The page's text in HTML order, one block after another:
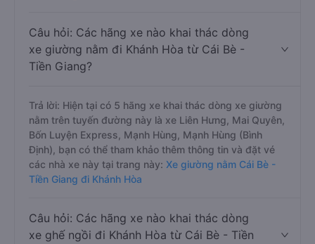
Câu hỏi: Các hãng xe nào khai thác dòng
xe giường nằm đi Khánh Hòa từ Cái Bè -
Tiền Giang?
Trả lời: Hiện tại có 5 hãng xe khai thác dòng xe giường
nằm trên tuyến đường này là xe Liên Hưng, Mai Quyên,
Bốn Luyện Express, Mạnh Hùng, Mạnh Hùng (Bình
Định), bạn có thể tham khảo thêm thông tin và đặt vé
các nhà xe này tại trang này: Xe giường nằm Cái Bè -
Tiền Giang đi Khánh Hòa
Câu hỏi: Các hãng xe nào khai thác dòng
xe ghế ngồi đi Khánh Hòa từ Cái Bè - Tiền